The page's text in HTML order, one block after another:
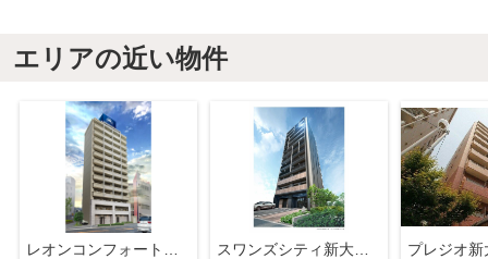
エリアの近い物件
スワンズシティ新大阪プライム
プレジオ新